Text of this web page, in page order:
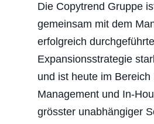
Die Copytrend Gruppe
gemeinsam mit dem
erfolgreich durchgeführte
Expansionsstrategie
und ist heute im Bereich
Management und In-
grösster unabhängiger